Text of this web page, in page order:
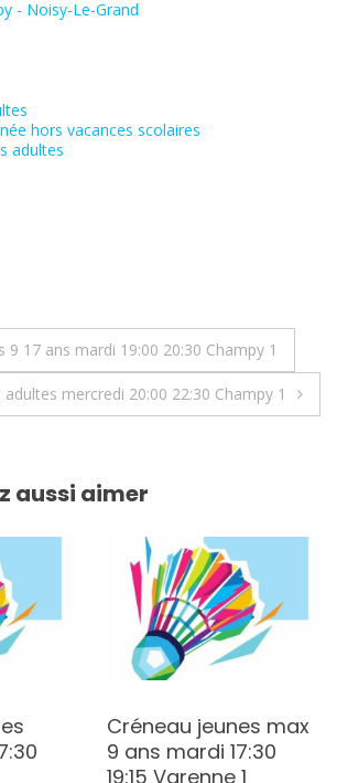
- Noisy-Le-Grand
hors vacances scolaires
adultes
9 17 ans mardi 19:00 20:30 Champy 1
adultes mercredi 20:00 22:30 Champy 1
aussi aimer
Créneau jeunes max
9 ans mardi 17:30
19:15 Varenne 1